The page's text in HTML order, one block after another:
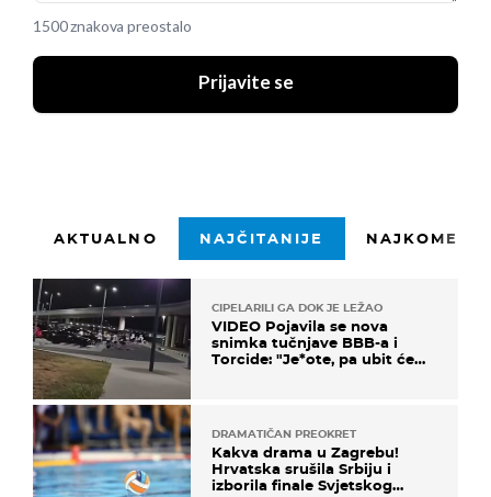
1500 znakova preostalo
Prijavite se
AKTUALNO NAJČITANIJE
CIPELARILI GA DOK JE LEŽAO
VIDEO Pojavila se nova
snimka tučnjave BBB-a i
Torcide: "Je*ote, pa ubit će
DRAMATIČAN PREOKRET
Kakva drama u Zagrebu!
Hrvatska srušila Srbiju i
izborila finale Svjetskog